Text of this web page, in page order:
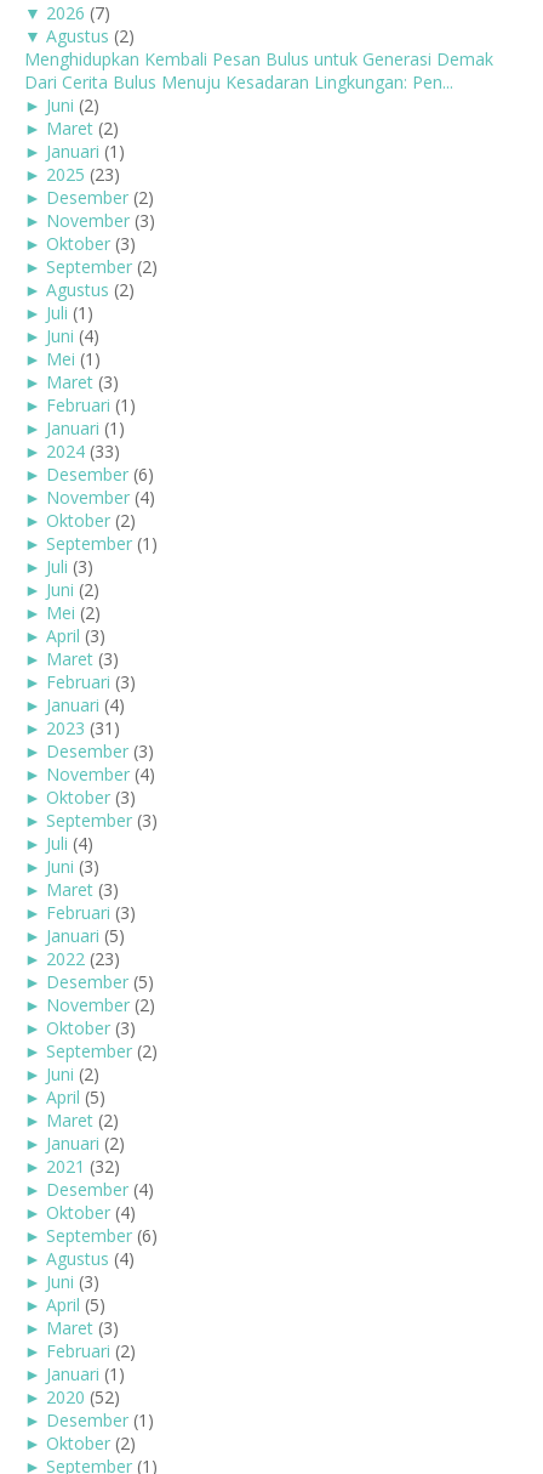
▼ 2026 (7)
▼ Agustus (2)
Menghidupkan Kembali Pesan Bulus untuk Generasi Demak
Dari Cerita Bulus Menuju Kesadaran Lingkungan: Pen...
► Juni (2)
► Maret (2)
► Januari (1)
► 2025 (23)
► Desember (2)
► November (3)
► Oktober (3)
► September (2)
► Agustus (2)
► Juli (1)
► Juni (4)
► Mei (1)
► Maret (3)
► Februari (1)
► Januari (1)
► 2024 (33)
► Desember (6)
► November (4)
► Oktober (2)
► September (1)
► Juli (3)
► Juni (2)
► Mei (2)
► April (3)
► Maret (3)
► Februari (3)
► Januari (4)
► 2023 (31)
► Desember (3)
► November (4)
► Oktober (3)
► September (3)
► Juli (4)
► Juni (3)
► Maret (3)
► Februari (3)
► Januari (5)
► 2022 (23)
► Desember (5)
► November (2)
► Oktober (3)
► September (2)
► Juni (2)
► April (5)
► Maret (2)
► Januari (2)
► 2021 (32)
► Desember (4)
► Oktober (4)
► September (6)
► Agustus (4)
► Juni (3)
► April (5)
► Maret (3)
► Februari (2)
► Januari (1)
► 2020 (52)
► Desember (1)
► Oktober (2)
► September (1)